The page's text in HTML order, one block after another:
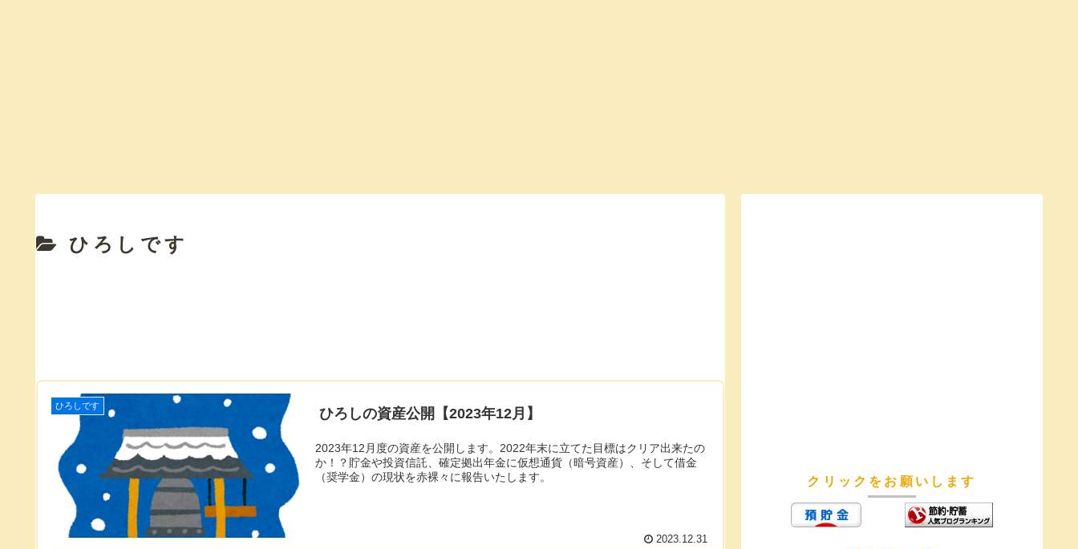
ひろしです
ひろしです
ひろしの資産公開【2023年12月】
2023年12月度の資産を公開します。2022年末に立てた目標はクリア出来たの
か！？貯金や投資信託、確定拠出年金に仮想通貨（暗号資産）、そして借金
（奨学金）の現状を赤裸々に報告いたします。
2023.12.31
クリックをお願いします